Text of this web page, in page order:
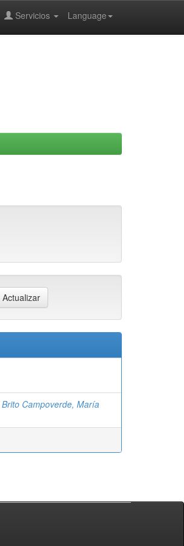
Language
Servicios
Brito Campoverde, María